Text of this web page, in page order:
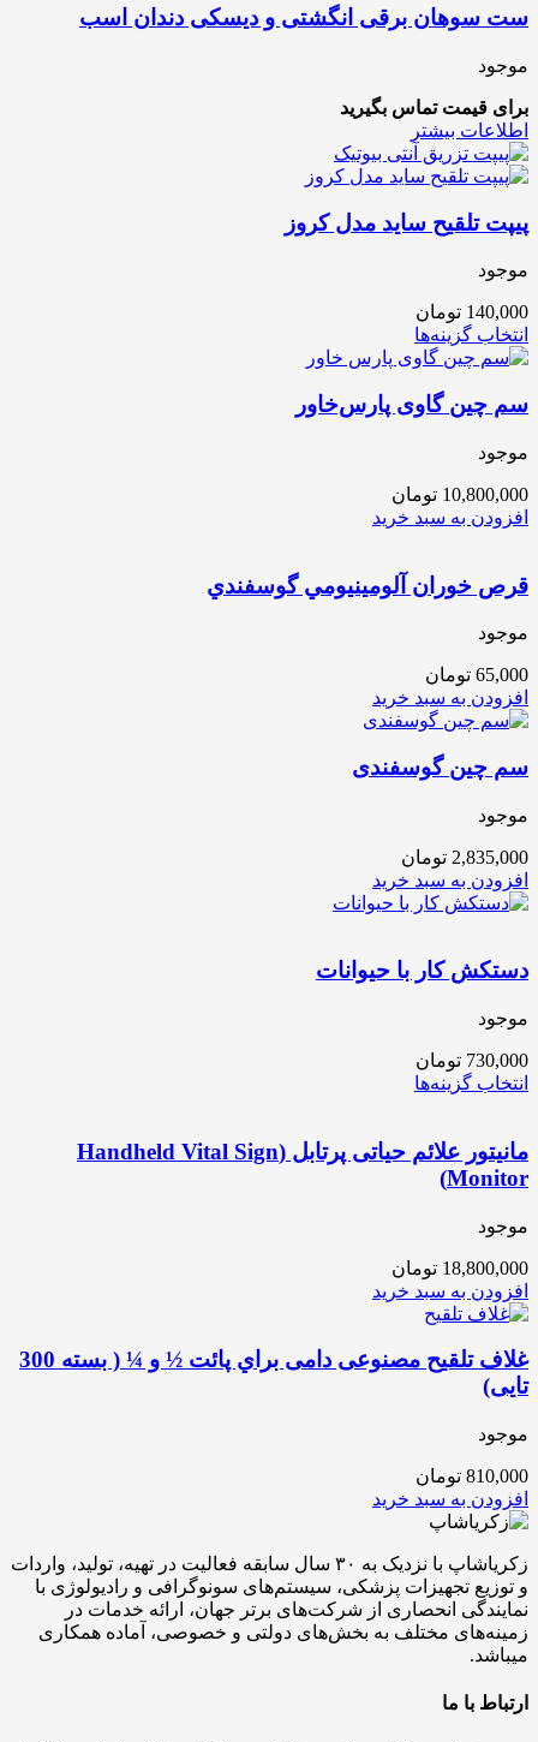
ست سوهان برقی انگشتی و دیسکی دندان اسب
موجود
برای قیمت تماس بگیرید
اطلاعات بیشتر
پیپت تلقیح ساید مدل کروز
موجود
140,000 تومان
انتخاب گزینه‌ها
سم چین گاوی پارس‌خاور
موجود
10,800,000 تومان
افزودن به سبد خرید
قرص خوران آلومینیومي گوسفندي
موجود
65,000 تومان
افزودن به سبد خرید
سم چین گوسفندی
موجود
2,835,000 تومان
افزودن به سبد خرید
دستکش کار با حیوانات
موجود
730,000 تومان
انتخاب گزینه‌ها
مانیتور علائم حیاتی پرتابل (Handheld Vital Sign
Monitor)
موجود
18,800,000 تومان
افزودن به سبد خرید
غلاف تلقیح مصنوعی دامی براي پائت ½ و ¼ ( بسته 300
تایی)
موجود
810,000 تومان
افزودن به سبد خرید
زکریاشاپ با نزدیک به ۳۰ سال سابقه فعالیت در تهیه، تولید، واردات
و توزیع تجهیزات پزشکی، سیستم‌های سونوگرافی و رادیولوژی با
نمایندگی انحصاری از شرکت‌های برتر جهان، ارائه خدمات در
زمینه‌های مختلف به بخش‌های دولتی و خصوصی، آماده همکاری
میباشد.
ارتباط با ما